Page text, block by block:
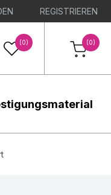
REGISTRIEREN
(0) (0)